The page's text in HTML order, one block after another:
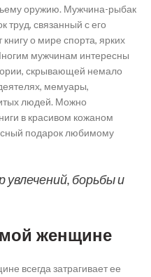
оружию. Мужчина-рыбак
труд, связанный с его
о мире спорта, ярких
мужчинам интересны
скрывающей немало
мемуары,
людей. Можно
в красивом кожаном
подарок любимому
борьбы и
женщине
всегда затрагивает ее